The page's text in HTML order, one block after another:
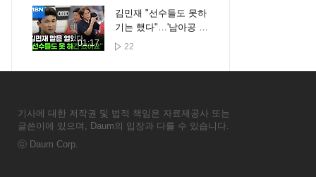
01:17
김민재 "선수들도 못하
기는 했다"…'남아공 졸
전' 평가 보니 [포크뉴
22
기사에 대한 저작권 및 법적 책임은 자료제공사 또는
글쓴이에 있으며, Daum의 입장과 다를 수 있습니다.
ⓒ Daum Corp.